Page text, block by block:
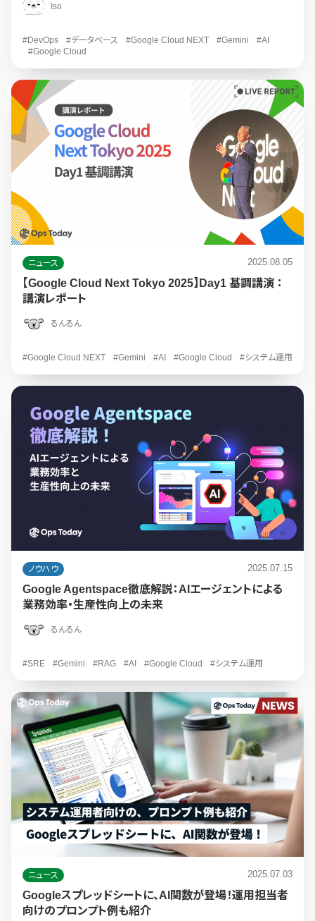
Iso
#DevOps #データベース #Google Cloud NEXT #Gemini
#AI
#Google Cloud
ニュース 2025.08.05
【Google Cloud Next Tokyo 2025】Day1 基調講演 ：
講演レポート
るんるん
#Google Cloud NEXT #Gemini #AI #Google Cloud #システム運用
ノウハウ 2025.07.15
Google Agentspace徹底解説：AIエージェントによる
業務効率・生産性向上の未来
るんるん
#SRE #Gemini #RAG #AI #Google Cloud #システム運用
ニュース 2025.07.03
Googleスプレッドシートに、AI関数が登場！運用担当者
向けのプロンプト例も紹介